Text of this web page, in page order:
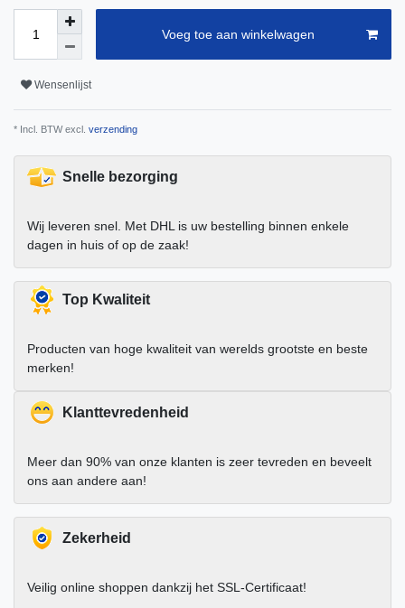
Voeg toe aan winkelwagen
Wensenlijst
* Incl. BTW excl. verzending
Snelle bezorging
Wij leveren snel. Met DHL is uw bestelling binnen enkele
dagen in huis of op de zaak!
Top Kwaliteit
Producten van hoge kwaliteit van werelds grootste en beste
merken!
Klanttevredenheid
Meer dan 90% van onze klanten is zeer tevreden en beveelt
ons aan andere aan!
Zekerheid
Veilig online shoppen dankzij het SSL-Certificaat!